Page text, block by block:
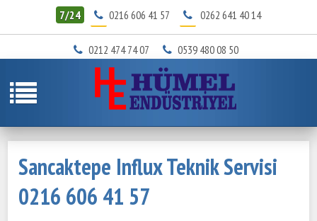
7/24 0216 606 41 57 0262 641 40 14
0212 474 74 07 0539 480 08 50
Sancaktepe Influx Teknik Servisi
0216 606 41 57